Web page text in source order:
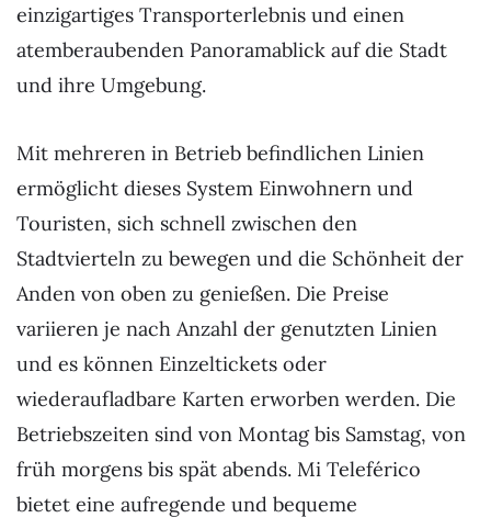
einzigartiges Transporterlebnis und einen
atemberaubenden Panoramablick auf die Stadt
und ihre Umgebung.
Mit mehreren in Betrieb befindlichen Linien
ermöglicht dieses System Einwohnern und
Touristen, sich schnell zwischen den
Stadtvierteln zu bewegen und die Schönheit der
Anden von oben zu genießen. Die Preise
variieren je nach Anzahl der genutzten Linien
und es können Einzeltickets oder
wiederaufladbare Karten erworben werden. Die
Betriebszeiten sind von Montag bis Samstag, von
früh morgens bis spät abends. Mi Teleférico
bietet eine aufregende und bequeme